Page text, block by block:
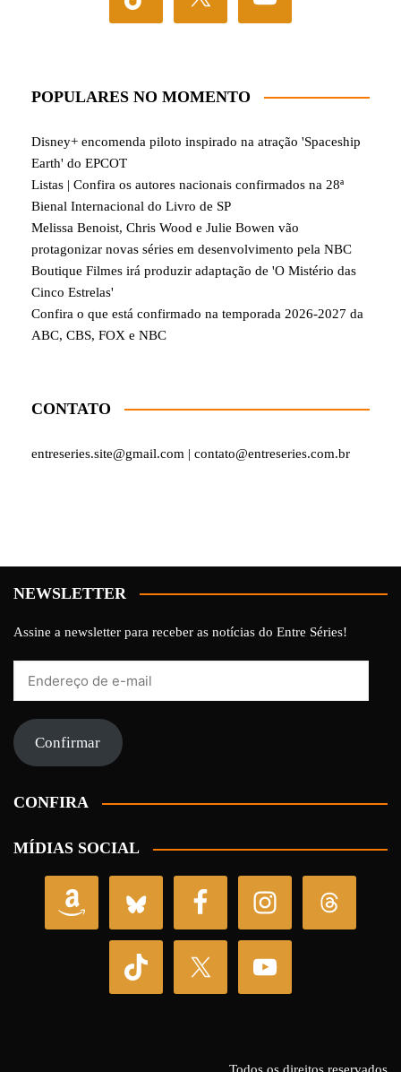
POPULARES NO MOMENTO
Disney+ encomenda piloto inspirado na atração 'Spaceship
Earth' do EPCOT
Listas | Confira os autores nacionais confirmados na 28ª
Bienal Internacional do Livro de SP
Melissa Benoist, Chris Wood e Julie Bowen vão
protagonizar novas séries em desenvolvimento pela NBC
Boutique Filmes irá produzir adaptação de 'O Mistério das
Cinco Estrelas'
Confira o que está confirmado na temporada 2026-2027 da
ABC, CBS, FOX e NBC
CONTATO
entreseries.site@gmail.com | contato@entreseries.com.br
NEWSLETTER
Assine a newsletter para receber as notícias do Entre Séries!
mail Confirmar
CONFIRA
MÍDIAS SOCIAL